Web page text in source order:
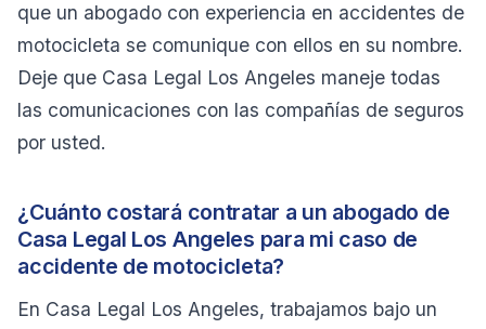
que un abogado con experiencia en accidentes de
motocicleta se comunique con ellos en su nombre.
Deje que Casa Legal Los Angeles maneje todas
las comunicaciones con las compañías de seguros
por usted.
¿Cuánto costará contratar a un abogado de
Casa Legal Los Angeles para mi caso de
accidente de motocicleta?
En Casa Legal Los Angeles, trabajamos bajo un